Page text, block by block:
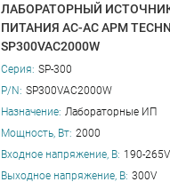
ЛАБОРАТОРНЫЙ
ПИТАНИЯ AC-AC APM
SP300VAC2000W
Серия: SP-300
P/N: SP300VAC2000W
Назначение: Лабораторные ИП
Мощность, Вт: 2000
Входное напряжение, В: 190-265V
Выходное напряжение, В: 300V